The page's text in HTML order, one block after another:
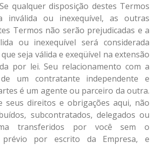
qualquer disposição destes Termos
inválida ou inexequível, as outras
Termos não serão prejudicadas e a
ou inexequível será considerada
seja válida e exeqüível na extensão
por lei. Seu relacionamento com a
um contratante independente e
é um agente ou parceiro da outra.
seus direitos e obrigações aqui, não
subcontratados, delegados ou
transferidos por você sem o
prévio por escrito da Empresa, e